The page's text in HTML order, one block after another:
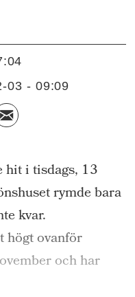
03 - 09:09
i tisdags, 13
rymde bara
kvar.
högt ovanför
och har